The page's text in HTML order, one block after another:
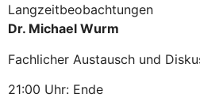
Langzeitbeobachtungen
Dr. Michael Wurm
Fachlicher Austausch und
21:00 Uhr: Ende